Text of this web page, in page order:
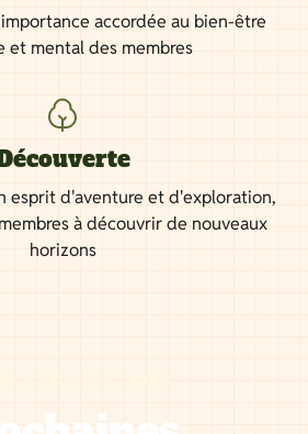
accordée au bien-être
et mental des membres
esprit d'aventure et d'exploration,
à découvrir de nouveaux
horizons